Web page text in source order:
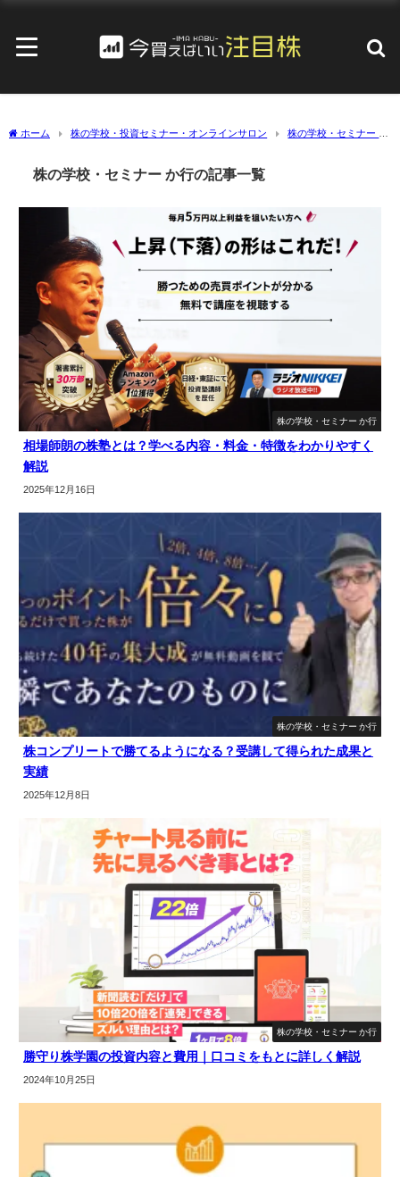
ホーム 株の学校・投資セミナー・オンラインサロン
株の学校・セミナー か
株の学校・セミナー か行の記事一覧
株の学校・セミナー か行
相場師朗の株塾とは？学べる内容・料金・特徴をわかりやすく
解説
2025年12月16日
株の学校・セミナー か行
株コンプリートで勝てるようになる？受講して得られた成果と
実績
2025年12月8日
株の学校・セミナー か行
勝守り株学園の投資内容と費用｜口コミをもとに詳しく解説
2024年10月25日